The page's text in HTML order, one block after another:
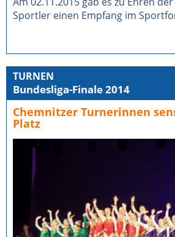
Sportler einen Empfang im
TURNEN
Bundesliga-Finale 2014
Chemnitzer Turnerinnen
Platz